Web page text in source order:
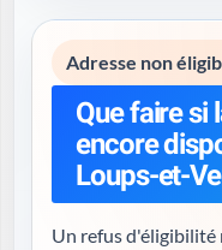
Adresse non
Que faire si
encore
Loups-et-
Un refus d'éligibilité